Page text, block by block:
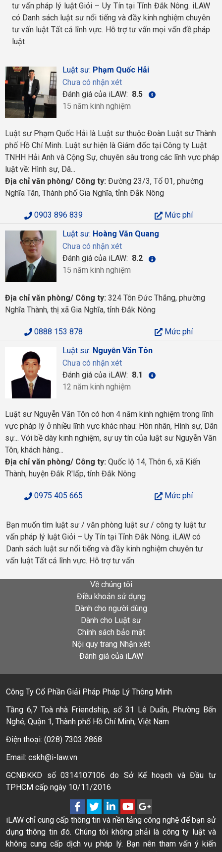
tư vấn pháp lý luật Giỏi – Uy Tín tại Tỉnh Đắk Nông. iLAW
có Danh sách luật sư nổi tiếng và đầy kinh nghiệm chuyên
tư vấn luật Tất cả lĩnh vực. Hỗ trợ tư vấn mọi vấn đề pháp
luật
Luật sư: Phạm Quốc Hải
Chưa có nhận xét
Đánh giá của iLAW: 8.5
15 năm kinh nghiệm
Luật sư Phạm Quốc Hải là Luật sư thuộc Đoàn Luật sư Thành
phố Hồ Chí Minh. Luật sư hiện là Giám đốc tại Công ty Luật
TNHH Hải Anh và Cộng Sự, chuyên sâu trong các lĩnh vực pháp
luật về: Hình sự, Dâ...
Địa chỉ văn phòng/ Công ty: Đường 23/3, Tổ 01, phường
Nghĩa Tân, Thành phố Gia Nghĩa, tỉnh Đắk Nông
0903 896 839
Mức phí
Luật sư: Hoàng Văn Quang
Chưa có nhận xét
Đánh giá của iLAW: 8.2
15 năm kinh nghiệm
Địa chỉ văn phòng/ Công ty: 324 Tôn Đức Thắng, phường
Nghĩa Thành, thị xã Gia Nghĩa, tỉnh Đắk Nông
0888 153 878
Mức phí
Luật sư: Nguyễn Văn Tôn
Chưa có nhận xét
Đánh giá của iLAW: 8.1
12 năm kinh nghiệm
Luật sư Nguyễn Văn Tôn có hơn 4 năm kinh nghiệm trong lĩnh
vực pháp lý ở nhiều lĩnh vực khác nhau: Hôn nhân, Hình sự, Dân
sự... Với bề dày kinh nghiệm, sự uy tín của luật sư Nguyễn Văn
Tôn, khách hàng...
Địa chỉ văn phòng/ Công ty: Quốc lộ 14, Thôn 6, xã Kiến
Thành, huyện Đắk R'lấp, tỉnh Đắk Nông
0975 405 665 Mức phí
Bạn muốn tìm luật sư / văn phòng luật sư / công ty luật tư
vấn pháp lý luật Giỏi – Uy Tín tại Tỉnh Đắk Nông. iLAW có
Danh sách luật sư nổi tiếng và đầy kinh nghiệm chuyên tư
vấn luật Tất cả lĩnh vực. Hỗ trợ tư vấn
Về chúng tôi
Điều khoản sử dụng
Dành cho người dùng
Dành cho Luật sư
Chính sách bảo mật
Nội quy trang Nhận xét
Đánh giá của iLAW
Công Ty Cổ Phần Giải Pháp Pháp Lý Thông Minh
Tầng 6,7 Toà nhà Friendship, số 31 Lê Duẩn, Phường Bến
Nghé, Quận 1, Thành phố Hồ Chí Minh, Việt Nam
Điện thoại: (028) 7303 2868
Email: cskh@i-law.vn
GCNĐKKD số 0314107106 do Sở Kế hoạch và Đầu tư
TPHCM cấp ngày 10/11/2016
iLAW chỉ cung cấp thông tin và nền tảng công nghệ để bạn sử
dụng thông tin đó. Chúng tôi không phải là công ty luật và
không cung cấp dịch vụ pháp lý. Bạn nên tham vấn ý kiến